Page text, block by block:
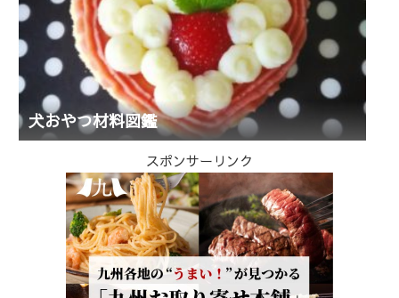
犬おやつ材料図鑑
スポンサーリンク